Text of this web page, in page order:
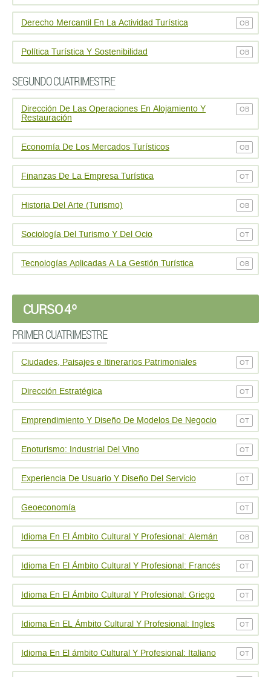
Derecho Mercantil En La Actividad Turística OB
Polí­tica Turí­stica Y Sostenibilidad OB
SEGUNDO CUATRIMESTRE
Dirección De Las Operaciones En Alojamiento Y
Restauración
OB
Economí­a De Los Mercados Turí­sticos OB
Finanzas De La Empresa Turí­stica OT
Historia Del Arte (Turismo) OB
Sociologí­a Del Turismo Y Del Ocio OT
Tecnologí­as Aplicadas A La Gestión Turí­stica OB
CURSO 4º
PRIMER CUATRIMESTRE
Ciudades, Paisajes e Itinerarios Patrimoniales OT
Dirección Estratégica OT
Emprendimiento Y Diseño De Modelos De Negocio OT
Enoturismo: Industrial Del Vino OT
Experiencia De Usuario Y Diseño Del Servicio OT
Geoeconomí­a OT
Idioma En El Ámbito Cultural Y Profesional: Alemán OB
Idioma En El Ámbito Cultural Y Profesional: Francés OT
Idioma En El Ámbito Cultural Y Profesional: Griego OT
Idioma En EL Ámbito Cultural Y Profesional: Ingles OT
Idioma En El ámbito Cultural Y Profesional: Italiano OT